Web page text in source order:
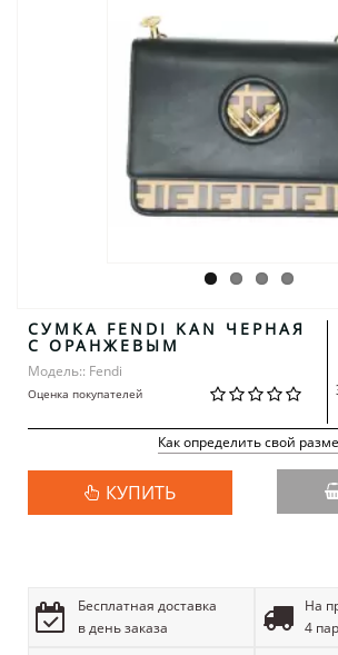
СУМКА FENDI KAN ЧЕРНАЯ
С ОРАНЖЕВЫМ
Модель:: Fendi
Оценка покупателей
Как определить свой
КУПИТЬ
Бесплатная доставка
в день заказа
На
4